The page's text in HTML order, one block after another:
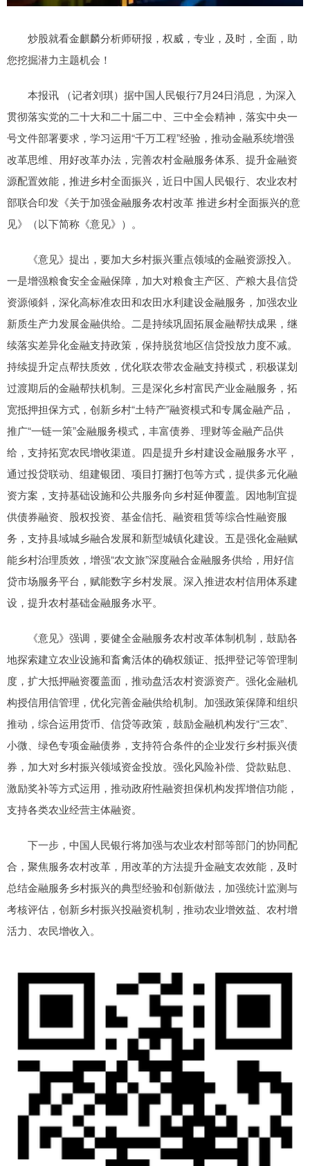
炒股就看金麒麟分析师研报，权威，专业，及时，全面，助
您挖掘潜力主题机会！
本报讯 （记者刘琪）据中国人民银行7月24日消息，为深入
贯彻落实党的二十大和二十届二中、三中全会精神，落实中央一
号文件部署要求，学习运用“千万工程”经验，推动金融系统增强
改革思维、用好改革办法，完善农村金融服务体系、提升金融资
源配置效能，推进乡村全面振兴，近日中国人民银行、农业农村
部联合印发《关于加强金融服务农村改革 推进乡村全面振兴的意
见》（以下简称《意见》）。
《意见》提出，要加大乡村振兴重点领域的金融资源投入。
一是增强粮食安全金融保障，加大对粮食主产区、产粮大县信贷
资源倾斜，深化高标准农田和农田水利建设金融服务，加强农业
新质生产力发展金融供给。二是持续巩固拓展金融帮扶成果，继
续落实差异化金融支持政策，保持脱贫地区信贷投放力度不减。
持续提升定点帮扶质效，优化联农带农金融支持模式，积极谋划
过渡期后的金融帮扶机制。三是深化乡村富民产业金融服务，拓
宽抵押担保方式，创新乡村“土特产”融资模式和专属金融产品，
推广“一链一策”金融服务模式，丰富债券、理财等金融产品供
给，支持拓宽农民增收渠道。四是提升乡村建设金融服务水平，
通过投贷联动、组建银团、项目打捆打包等方式，提供多元化融
资方案，支持基础设施和公共服务向乡村延伸覆盖。因地制宜提
供债券融资、股权投资、基金信托、融资租赁等综合性融资服
务，支持县域城乡融合发展和新型城镇化建设。五是强化金融赋
能乡村治理质效，增强“农文旅”深度融合金融服务供给，用好信
贷市场服务平台，赋能数字乡村发展。深入推进农村信用体系建
设，提升农村基础金融服务水平。
《意见》强调，要健全金融服务农村改革体制机制，鼓励各
地探索建立农业设施和畜禽活体的确权颁证、抵押登记等管理制
度，扩大抵押融资覆盖面，推动盘活农村资源资产。强化金融机
构授信用信管理，优化完善金融供给机制。加强政策保障和组织
推动，综合运用货币、信贷等政策，鼓励金融机构发行“三农”、
小微、绿色专项金融债券，支持符合条件的企业发行乡村振兴债
券，加大对乡村振兴领域资金投放。强化风险补偿、贷款贴息、
激励奖补等方式运用，推动政府性融资担保机构发挥增信功能，
支持各类农业经营主体融资。
下一步，中国人民银行将加强与农业农村部等部门的协同配
合，聚焦服务农村改革，用改革的方法提升金融支农效能，及时
总结金融服务乡村振兴的典型经验和创新做法，加强统计监测与
考核评估，创新乡村振兴投融资机制，推动农业增效益、农村增
活力、农民增收入。